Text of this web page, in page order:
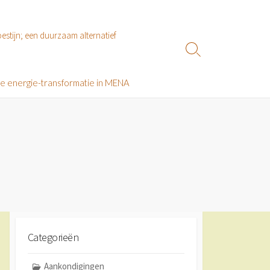
een duurzaam alternatief
energie-transformatie in MENA
Zoeken
Categorieën
Aankondigingen